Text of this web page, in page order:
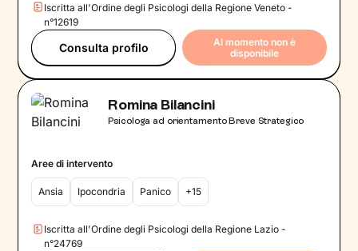
Iscritta all'Ordine degli Psicologi della Regione Veneto -
n°12619
Consulta profilo
Al momento non è
disponibile
Romina Bilancini
Psicologa ad orientamento Breve Strategico
Aree di intervento
Ansia Ipocondria Panico +15
Iscritta all'Ordine degli Psicologi della Regione Lazio -
n°24769